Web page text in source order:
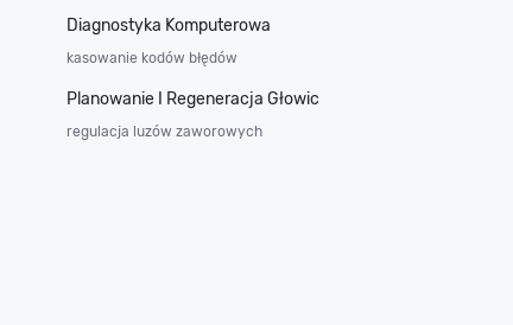
Diagnostyka Komputerowa
kasowanie kodów błędów
Planowanie I Regeneracja Głowic
regulacja luzów zaworowych